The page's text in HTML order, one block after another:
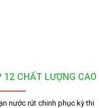
12 CHẤT LƯỢNG CAO
nước rút chinh phục kỳ thi